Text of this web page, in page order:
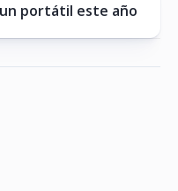
portátil este año